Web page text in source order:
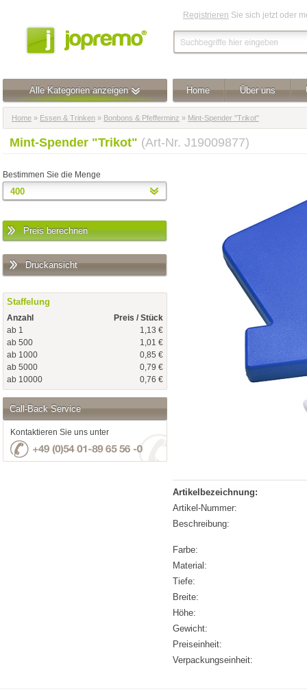
Registrieren Sie sich jetzt oder
Alle Kategorien anzeigen Home Über uns
Home » Essen & Trinken » Bonbons & Pfefferminz » Mint-Spender "Trikot"
Mint-Spender "Trikot" (Art-Nr. J19009877)
Bestimmen Sie die Menge
Preis berechnen
Druckansicht
Staffelung
Anzahl
Preis / Stück
ab 1
1,13 €
ab 500
1,01 €
ab 1000
0,85 €
ab 5000
0,79 €
ab 10000
0,76 €
Call-Back Service
Kontaktieren Sie uns unter
Artikelbezeichnung:
Artikel-Nummer:
Beschreibung:
Farbe:
Material:
Tiefe:
Breite:
Höhe:
Gewicht:
Preiseinheit:
Verpackungseinheit: